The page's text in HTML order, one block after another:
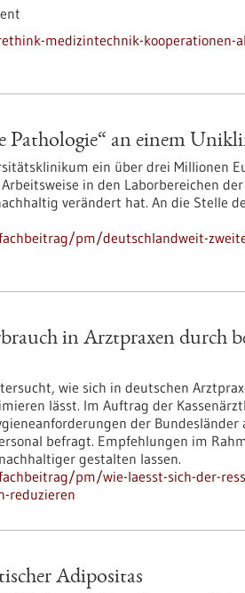
medizintechnik-kooperationen-
Pathologie“ an einem
ein über drei Millionen
in den Laborbereichen
verändert hat. An die Stelle
pm/deutschlandweit-
in Arztpraxen durch
wie sich in deutschen
lässt. Im Auftrag der
der
befragt. Empfehlungen im
gestalten lassen.
pm/wie-laesst-sich-der-
reduzieren
Adipositas